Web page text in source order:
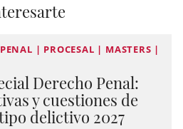
| PROCESAL | MASTERS |
Derecho Penal:
y cuestiones de
delictivo 2027